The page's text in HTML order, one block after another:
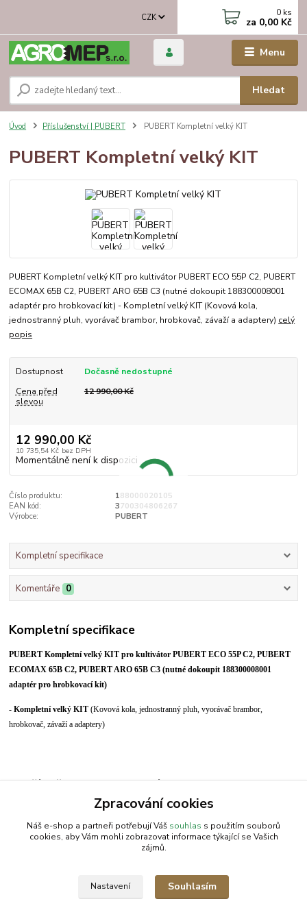
Menu
CZK
Hledat
0 ks
za 0,00 Kč
Úvod Příslušenství | PUBERT PUBERT Kompletní velký KIT
PUBERT Kompletní velký KIT
PUBERT Kompletní velký KIT pro kultivátor PUBERT ECO 55P C2, PUBERT
ECOMAX 65B C2, PUBERT ARO 65B C3 (nutné dokoupit 188300008001
adaptér pro hrobkovací kit) - Kompletní velký KIT (Kovová kola,
jednostranný pluh, vyorávač brambor, hrobkovač, závaží a adaptery) celý
popis
Dostupnost
Dočasně nedostupné
Cena před
slevou
12 990,00 Kč
12 990,00 Kč
10 735,54 Kč bez DPH
Momentálně není k dispozici
Číslo produktu:
188000020105
EAN kód:
3700304806267
Výrobce:
PUBERT
Kompletní specifikace
Komentáře 0
Kompletní specifikace
PUBERT Kompletní velký KIT pro kultivátor PUBERT ECO 55P C2, PUBERT
ECOMAX 65B C2, PUBERT ARO 65B C3 (nutné dokoupit 188300008001
adaptér pro hrobkovací kit)
- Kompletní velký KIT (Kovová kola, jednostranný pluh, vyorávač brambor,
hrobkovač, závaží a adaptery)
Zboží zařazeno v kategoriích
Příslušenství | PUBERTZpracování cookies
Náš e-shop a partneři potřebují Váš souhlas s použitím souborů
cookies, aby Vám mohli zobrazovat informace týkající se Vašich
zájmů.
Nastavení Souhlasím